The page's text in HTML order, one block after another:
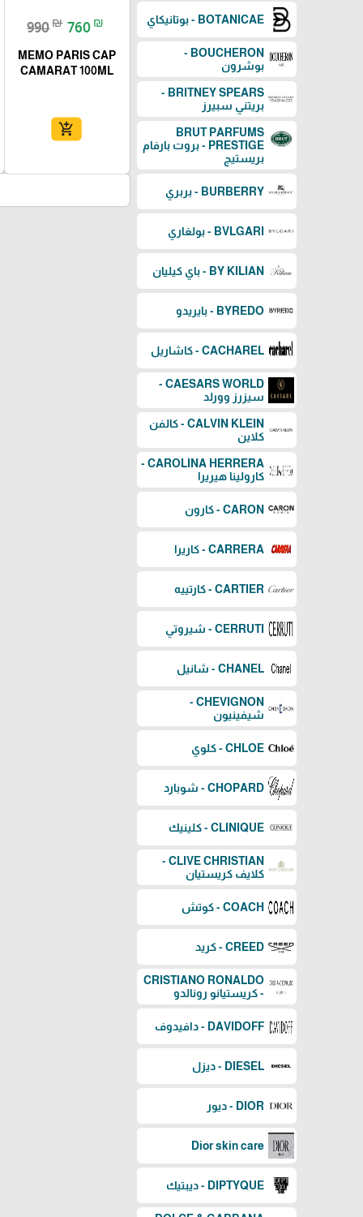
BOTANICAE - بوتانيكاي
BOUCHERON -
بوشرون
BRITNEY SPEARS -
بريتني سبيرز
BRUT PARFUMS
PRESTIGE - بروت بارفام
بريستيج
BURBERRY - بربري
BVLGARI - بولغاري
BY KILIAN - باي كيليان
BYREDO - بايريدو
CACHAREL - كاشاريل
CAESARS WORLD -
سيزرز وورلد
CALVIN KLEIN - كالفن
كلاين
CAROLINA HERRERA -
كارولينا هيريرا
CARON - كارون
CARRERA - كاريرا
CARTIER - كارتييه
CERRUTI - شيروتي
CHANEL - شانيل
CHEVIGNON -
شيفينيون
CHLOE - كلوي
CHOPARD - شوبارد
CLINIQUE - كلينيك
CLIVE CHRISTIAN -
كلايف كريستيان
COACH - كوتش
CREED - كريد
CRISTIANO RONALDO
- كريستيانو رونالدو
DAVIDOFF - دافيدوف
DIESEL - ديزل
DIOR - ديور
Dior skin care
DIPTYQUE - ديبتيك
990₪ 760 ₪
MEMO PARIS CAP
CAMARAT 100ML
add_shopping_cart